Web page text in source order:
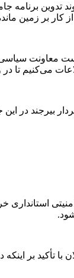
تدوین برنامه
سیاسی و
می‌کنیم
بیرجند در این
استانداری
تأکید بر اینکه